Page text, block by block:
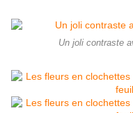
Un joli contraste